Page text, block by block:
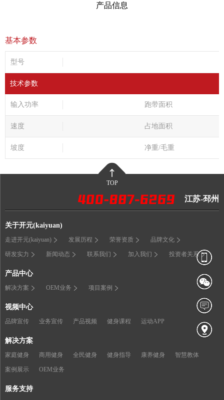
产品信息
基本参数
型号
技术参数
输入功率 跑带面积
速度 占地面积
坡度 净重/毛重
TOP
江苏-邳州
关于开元(kaiyuan)
走进开元(kaiyuan) 发展历程 荣誉资质 品牌文化
研发实力 新闻动态 联系我们 加入我们 投资者关系
产品中心
解决方案 OEM业务 项目案例
视频中心
品牌宣传 业务宣传 产品视频 健身课程 运动APP
解决方案
家庭健身 商用健身 全民健身 健身指导 康养健身 智慧教体
案例展示 OEM业务
服务支持